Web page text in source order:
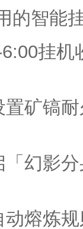
的智能
挂
矿镐
幻影
熔炼